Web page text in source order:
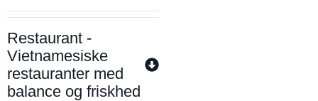
Restaurant -
Vietnamesiske
restauranter med
balance og friskhed